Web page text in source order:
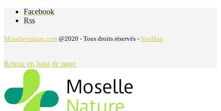
Facebook
Rss
Moselle-nature.com @2020 - Tous droits réservés - SiteMap
Retour en haut de page